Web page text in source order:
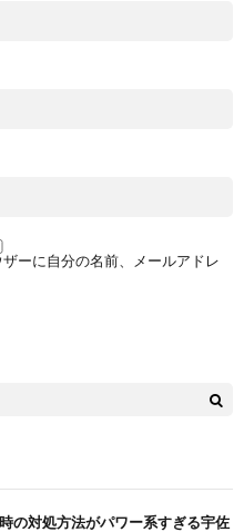
ーに自分の名前、メールアドレ
の対処方法がパワー系すぎる宇佐